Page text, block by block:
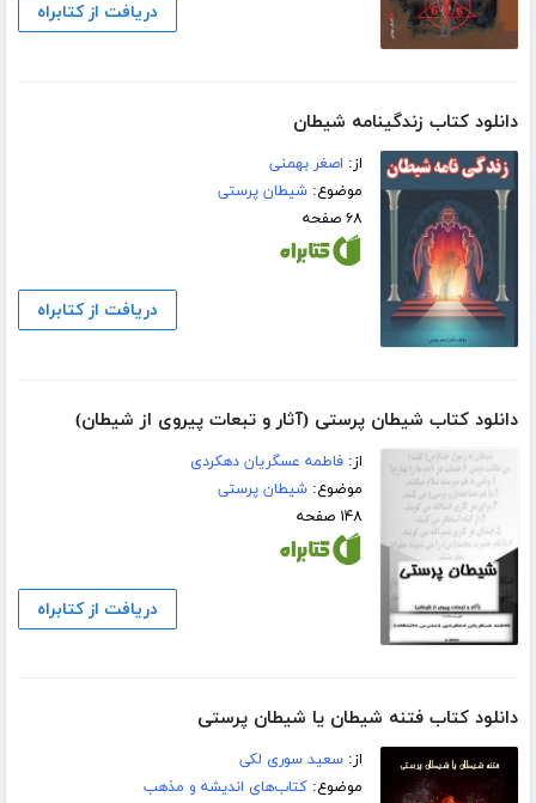
دریافت از کتابراه
دانلود کتاب زندگینامه شیطان
از: اصغر بهمنی
موضوع:شیطان پرستی
۶۸ صفحه
دریافت از کتابراه
دانلود کتاب شیطان پرستی (آثار و تبعات پیروی از شیطان)
از:فاطمه عسگریان دهکردی
موضوع:شیطان پرستی
۱۴۸ صفحه
دریافت از کتابراه
دانلود کتاب فتنه شیطان یا شیطان پرستی
از:سعید سوری لکی
موضوع:کتاب‌های اندیشه و مذهب